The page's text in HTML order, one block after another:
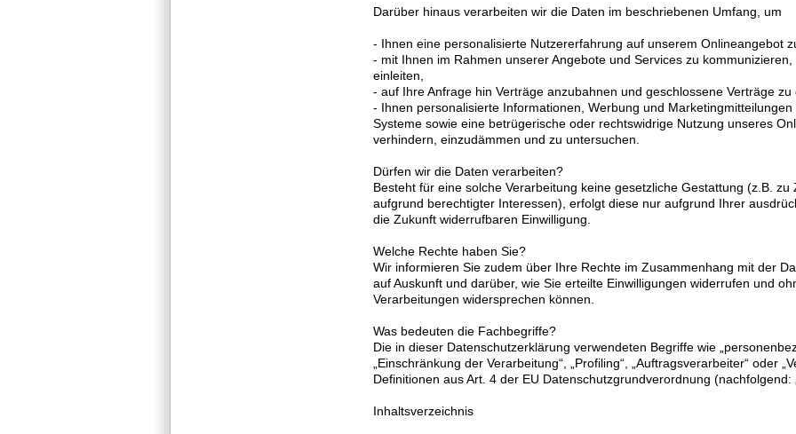
Darüber hinaus verarbeiten wir die Daten im beschriebenen Umfang, um
- Ihnen eine personalisierte Nutzererfahrung auf unserem Onlineangebot
- mit Ihnen im Rahmen unserer Angebote und Services zu
einleiten,
- auf Ihre Anfrage hin Verträge anzubahnen und geschlossene Verträge zu
- Ihnen personalisierte Informationen, Werbung und
Systeme sowie eine betrügerische oder rechtswidrige Nutzung unseres
verhindern, einzudämmen und zu untersuchen.
Dürfen wir die Daten verarbeiten?
Besteht für eine solche Verarbeitung keine gesetzliche Gestattung (z.B.
aufgrund berechtigter Interessen), erfolgt diese nur aufgrund Ihrer
die Zukunft widerrufbaren Einwilligung.
Welche Rechte haben Sie?
Wir informieren Sie zudem über Ihre Rechte im Zusammenhang mit der
auf Auskunft und darüber, wie Sie erteilte Einwilligungen widerrufen und
Verarbeitungen widersprechen können.
Was bedeuten die Fachbegriffe?
Die in dieser Datenschutzerklärung verwendeten Begriffe wie
„Einschränkung der Verarbeitung“, „Profiling“, „Auftragsverarbeiter“ oder
Definitionen aus Art. 4 der EU Datenschutzgrundverordnung (nachfolgend:
Inhaltsverzeichnis